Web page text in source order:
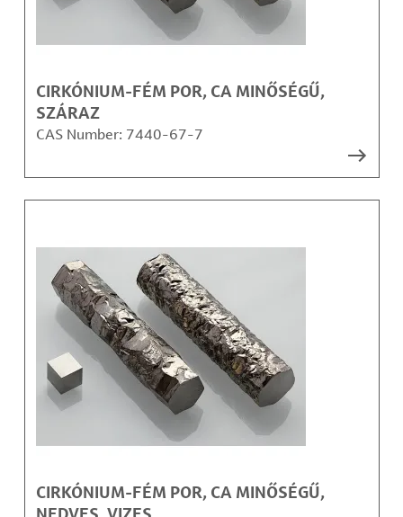
CIRKÓNIUM-FÉM POR, CA MINŐSÉGŰ,
SZÁRAZ
CAS Number: 7440-67-7
CIRKÓNIUM-FÉM POR, CA MINŐSÉGŰ,